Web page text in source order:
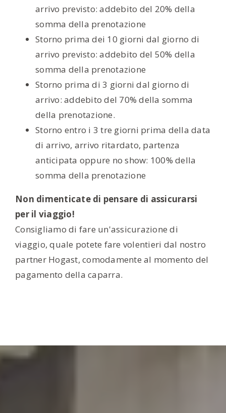
arrivo previsto: addebito del 20% della
somma della prenotazione
Storno prima dei 10 giorni dal giorno di
arrivo previsto: addebito del 50% della
somma della prenotazione
Storno prima di 3 giorni dal giorno di
arrivo: addebito del 70% della somma
della prenotazione.
Storno entro i 3 tre giorni prima della data
di arrivo, arrivo ritardato, partenza
anticipata oppure no show: 100% della
somma della prenotazione
Non dimenticate di pensare di assicurarsi
per il viaggio!
Consigliamo di fare un'assicurazione di
viaggio, quale potete fare volentieri dal nostro
partner Hogast, comodamente al momento del
pagamento della caparra.